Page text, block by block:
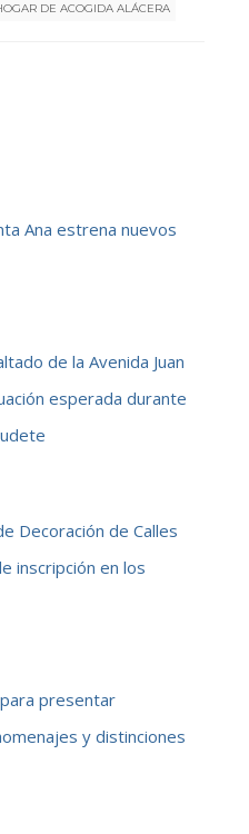
DE ACOGIDA ALÁCERA
Ana estrena nuevos
de la Avenida Juan
esperada durante
Decoración de Calles
inscripción en los
presentar
y distinciones